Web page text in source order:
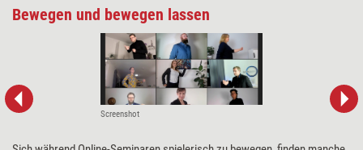
Bewegen und bewegen lassen
Screenshot